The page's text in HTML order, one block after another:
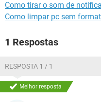
Como tirar o som de
Como limpar pc sem
1 Respostas
RESPOSTA 1 / 1
Melhor resposta